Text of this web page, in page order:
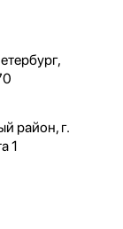
район, г.
1